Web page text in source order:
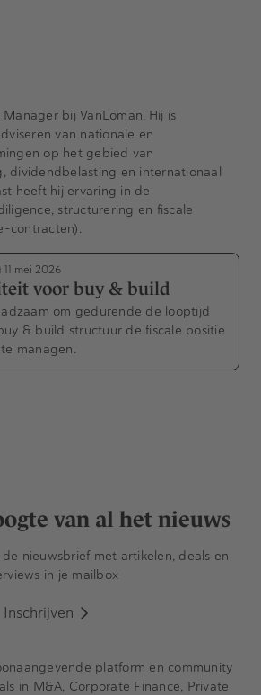
bij VanLoman. Hij is
van nationale en
op het gebied van
dividendbelasting en internationaal
heeft hij ervaring in de
structurering en fiscale
contracten).
11 mei 2026
voor buy & build
om gedurende de looptijd
& build structuur de fiscale positie
managen.
van al het nieuws
nieuwsbrief met artikelen, deals en
in je mailbox
Inschrijven
platform en community
in M&A, Corporate Finance, Private